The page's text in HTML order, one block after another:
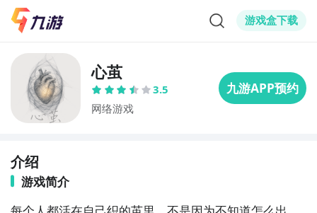
游戏盒下载
心茧
3.5
网络游戏
介绍
游戏简介